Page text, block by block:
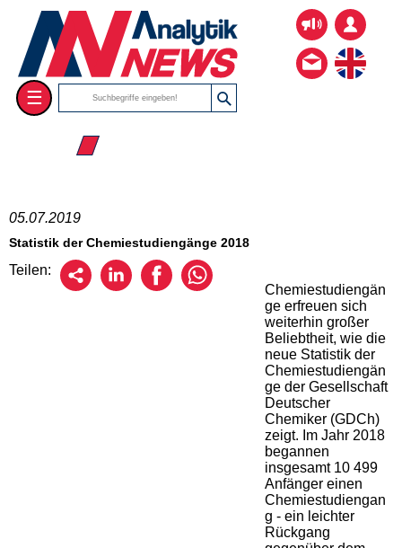
☰
☰ 2019
05.07.2019
Statistik der Chemiestudiengänge 2018
Teilen:
Chemiestudiengän
ge erfreuen sich
weiterhin großer
Beliebtheit, wie die
neue Statistik der
Chemiestudiengän
ge der Gesellschaft
Deutscher
Chemiker (GDCh)
zeigt. Im Jahr 2018
begannen
insgesamt 10 499
Anfänger einen
Chemiestudiengan
g - ein leichter
Rückgang